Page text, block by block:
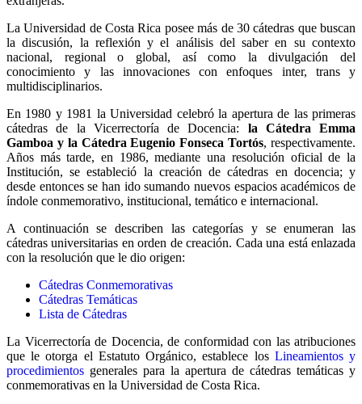
La Universidad de Costa Rica posee más de 30 cátedras que buscan
la discusión, la reflexión y el análisis del saber en su contexto
nacional, regional o global, así como la divulgación del
conocimiento y las innovaciones con enfoques inter, trans y
multidisciplinarios.
En 1980 y 1981 la Universidad celebró la apertura de las primeras
cátedras de la Vicerrectoría de Docencia: la Cátedra Emma
Gamboa y la Cátedra Eugenio Fonseca Tortós, respectivamente.
Años más tarde, en 1986, mediante una resolución oficial de la
Institución, se estableció la creación de cátedras en docencia; y
desde entonces se han ido sumando nuevos espacios académicos de
índole conmemorativo, institucional, temático e internacional.
A continuación se describen las categorías y se enumeran las
cátedras universitarias en orden de creación. Cada una está enlazada
con la resolución que le dio origen:
Cátedras Conmemorativas
Cátedras Temáticas
Lista de Cátedras
La Vicerrectoría de Docencia, de conformidad con las atribuciones
que le otorga el Estatuto Orgánico, establece los Lineamientos y
procedimientos generales para la apertura de cátedras temáticas y
conmemorativas en la Universidad de Costa Rica.